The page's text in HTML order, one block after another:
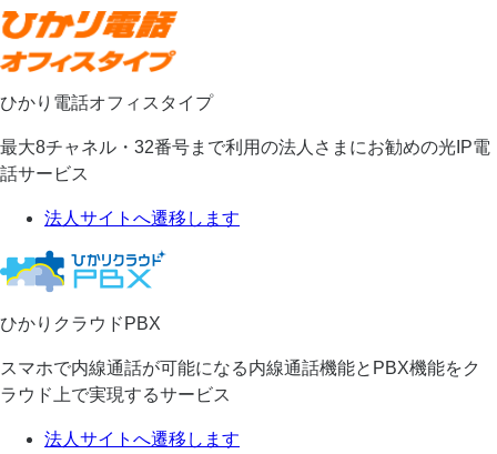
ひかり電話オフィスタイプ
最大8チャネル・32番号まで利用の法人さまにお勧めの光IP電
話サービス
法人サイトへ遷移します
ひかりクラウドPBX
スマホで内線通話が可能になる内線通話機能とPBX機能をク
ラウド上で実現するサービス
法人サイトへ遷移します